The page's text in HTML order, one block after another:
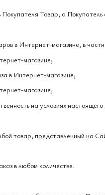
Товар, а
в Интернет-магазине, в
магазине;
в Интернет-магазине;
магазине;
на условиях
товар, представленный на
в любом количестве.